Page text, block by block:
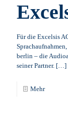
Für die Excelsis
berlin – die
seiner Partner. […]
Mehr